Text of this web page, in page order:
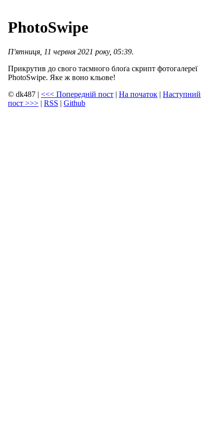
PhotoSwipe
П'ятниця, 11 червня 2021 року, 05:39.
Прикрутив до свого таємного блоґа скрипт фотогалереї
PhotoSwipe. Яке ж воно кльове!
© dk487 | <<< Попередній пост | На початок | Наступний
пост >>> | RSS | Github